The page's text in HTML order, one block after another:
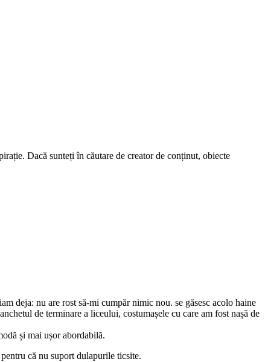
Dacă sunteți în căutare de creator de conținut, obiecte
deja: nu are rost să-mi cumpăr nimic nou. se găsesc acolo haine
de terminare a liceului, costumașele cu care am fost nașă de
și mai ușor abordabilă.
că nu suport dulapurile ticsite.